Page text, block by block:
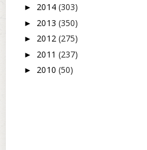
► 2014 (303)
► 2013 (350)
► 2012 (275)
► 2011 (237)
► 2010 (50)